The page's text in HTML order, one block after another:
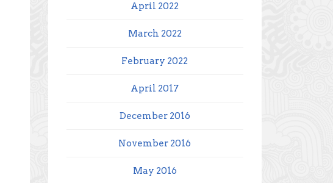
April 2022
March 2022
February 2022
April 2017
December 2016
November 2016
May 2016